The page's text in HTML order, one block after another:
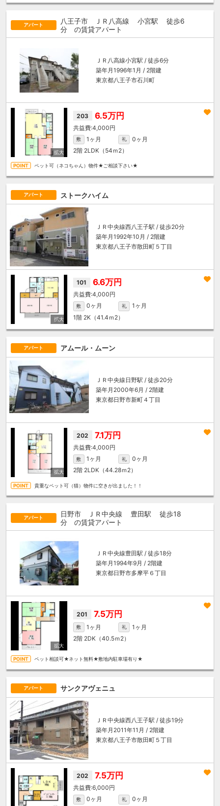
アパート 八王子市 ＪＲ八高線 小宮駅
徒歩6
分 の賃貸アパート
ＪＲ八高線小宮駅 / 徒歩6分
築年月1996年1月 / 2階建
東京都八王子市石川町
203 6.5万円
4,000円
敷 1ヶ月 礼
0ヶ月
2階 2LDK（54ｍ 2）
ペット可（ネコちゃん）物件★ご相談下さい★
アパート ストークハイム
ＪＲ中央線西八王子駅 / 徒歩20分
築年月1992年10月 / 2階建
東京都八王子市散田町５丁目
101 6.6万円
4,000円
敷 0ヶ月 礼
1ヶ月
1階 2K（41.4ｍ 2）
アパート アムール・ムーン
ＪＲ中央線 日野駅 / 徒歩20分
築年月2000年6月 / 2階建
東京都日野市新町４丁目
202 7.1万円
4,000円
敷 1ヶ月 礼
0ヶ月
2階 2LDK（44.28ｍ 2）
貴重なペット可（猫）物件に空きが出ました！！
アパート 日野市 ＪＲ中央線 豊田駅
徒歩18
分 の賃貸アパート
ＪＲ中央線豊田駅 / 徒歩18分
築年月1994年9月 / 2階建
東京都日野市多摩平６丁目
201 7.5万円
敷 1ヶ月 礼
1ヶ月
2階 2DK（40.5ｍ 2）
ペット相談可★ネット無料★敷地内駐車場有り★
アパート サンクアヴェニュ
ＪＲ中央線西八王子駅 / 徒歩19分
築年月2011年11月 / 2階建
東京都八王子市散田町５丁目
202 7.5万円
6,000円
敷 0ヶ月 礼
0ヶ月